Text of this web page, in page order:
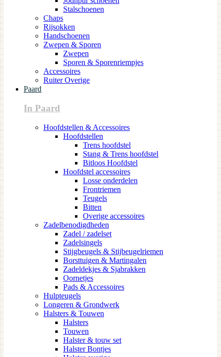
Stalschoenen
Chaps
Rijsokken
Handschoenen
Zwepen & Sporen
Zwepen
Sporen & Sporenriempjes
Accessoires
Ruiter Overige
Paard
In Paard
Hoofdstellen & Accessoires
Hoofdstellen
Trens hoofdstel
Stang & Trens hoofdstel
Bitloos Hoofdstel
Hoofdstel accessoires
Losse onderdelen
Frontriemen
Teugels
Bitten
Overige accessoires
Zadelbenodigdheden
Zadel / zadelset
Zadelsingels
Stijgbeugels & Stijbeugelriemen
Borsttuigen & Martingalen
Zadeldekjes & Sjabrakken
Oornetjes
Pads & Accessoires
Hulpteugels
Longeren & Grondwerk
Halsters & Touwen
Halsters
Touwen
Halster & touw set
Halster Bontjes